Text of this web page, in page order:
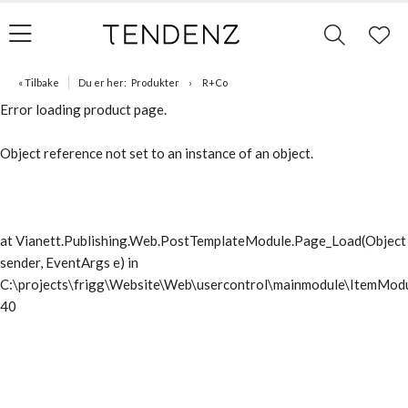
« Tilbake Du er her: Produkter R+Co
Error loading product page.
Object reference not set to an instance of an object.
at Vianett.Publishing.Web.PostTemplateModule.Page_Load(Object
sender, EventArgs e) in
40